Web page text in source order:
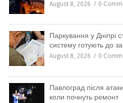
August 8, 2026 0
Паркування у Дніпрі
систему готують до
August 8, 2026 0
Павлоград після
коли почнуть ремонт